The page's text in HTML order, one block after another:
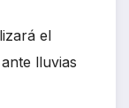
el
lluvias